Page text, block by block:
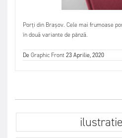
Porți din Brașov. Cele mai frumoase
în două variante de pânză.
DeGraphic Front23 Aprilie, 2020